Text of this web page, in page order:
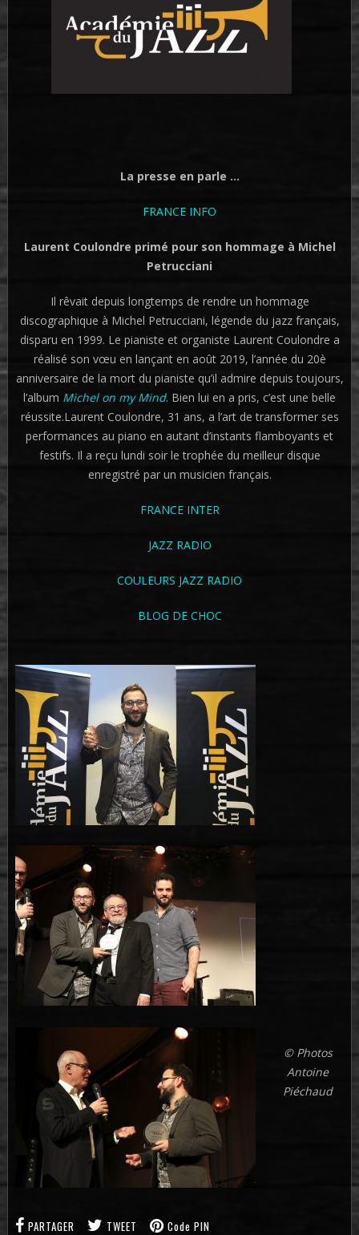
La presse en parle …
FRANCE INFO
Laurent Coulondre primé pour son hommage à Michel
Petrucciani
Il rêvait depuis longtemps de rendre un hommage
discographique à Michel Petrucciani, légende du jazz français,
disparu en 1999. Le pianiste et organiste Laurent Coulondre a
réalisé son vœu en lançant en août 2019, l’année du 20è
anniversaire de la mort du pianiste qu’il admire depuis toujours,
l’album Michel on my Mind. Bien lui en a pris, c’est une belle
réussite.Laurent Coulondre, 31 ans, a l’art de transformer ses
performances au piano en autant d’instants flamboyants et
festifs. Il a reçu lundi soir le trophée du meilleur disque
enregistré par un musicien français.
FRANCE INTER
JAZZ RADIO
COULEURS JAZZ RADIO
BLOG DE CHOC
© Photos
Antoine
Piéchaud
PARTAGER TWEET Code PIN